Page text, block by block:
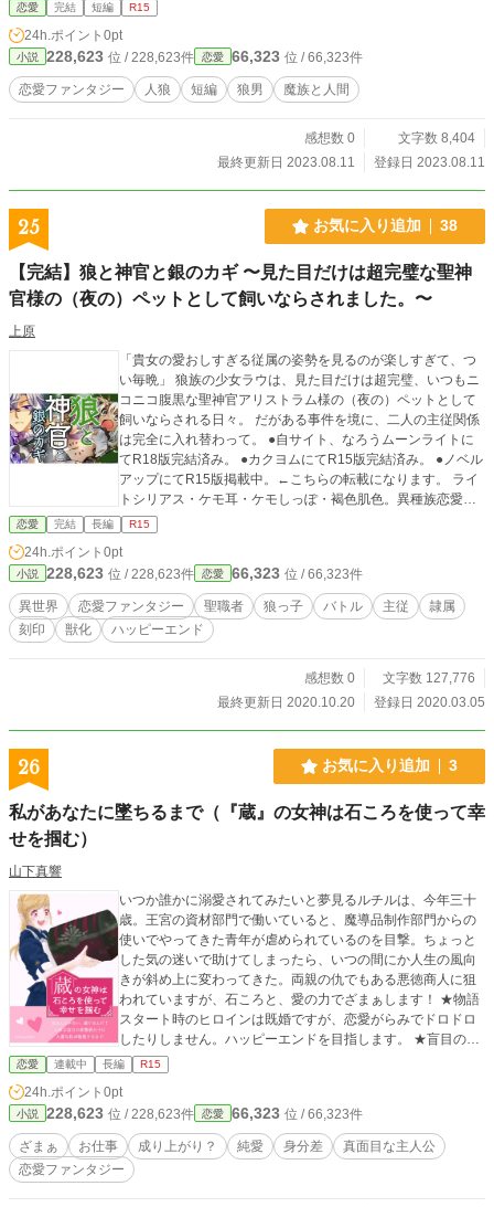
恋愛 完結 短編 R15
24h.ポイント 0pt
小説 228,623 位 / 228,623件 恋愛 66,323 位 / 66,323件
恋愛ファンタジー 人狼 短編 狼男 魔族と人間
感想数 0
文字数 8,404
最終更新日 2023.08.11
登録日 2023.08.11
25 お気に入り追加 38
【完結】狼と神官と銀のカギ 〜見た目だけは超完璧な聖神
官様の（夜の）ペットとして飼いならされました。〜
上原
「貴女の愛おしすぎる従属の姿勢を見るのが楽しすぎて、つ
い毎晩」 狼族の少女ラウは、見た目だけは超完璧、いつもニ
コニコ腹黒な聖神官アリストラム様の（夜の）ペットとして
飼いならされる日々。 だがある事件を境に、二人の主従関係
は完全に入れ替わって。 ●自サイト、なろうムーンライトに
てR18版完結済み。 ●カクヨムにてR15版完結済み。 ●ノベル
アップにてR15版掲載中。←こちらの転載になります。 ライ
トシリアス・ケモ耳・ケモしっぽ・褐色肌色。異種族恋愛ハ
ッピーエンド。キラキラなキラキラがキラキラと噴出するキ
ラキラシーンをキラッキラに書いたかなり女性向けなケモふ
も性癖。 表紙素材はジュエルセイバー様からお借りしまし
た！
恋愛 完結 長編 R15
24h.ポイント 0pt
小説 228,623 位 / 228,623件 恋愛 66,323 位 / 66,323件
異世界 恋愛ファンタジー 聖職者 狼っ子 バトル 主従
隷属
刻印
獣化 ハッピーエンド
感想数 0
文字数 127,776
最終更新日 2020.10.20
登録日 2020.03.05
26 お気に入り追加 3
私があなたに墜ちるまで（『蔵』の女神は石ころを使って幸
せを掴む）
山下真響
いつか誰かに溺愛されてみたいと夢見るルチルは、今年三十
歳。王宮の資材部門で働いていると、魔導品制作部門からの
使いでやってきた青年が虐められているのを目撃。ちょっと
した気の迷いで助けてしまったら、いつの間にか人生の風向
きが斜め上に変わってきた。両親の仇でもある悪徳商人に狙
われていますが、石ころと、愛の力でざまぁします！ ★物語
スタート時のヒロインは既婚ですが、恋愛がらみでドロドロ
したりしません。ハッピーエンドを目指します。 ★盲目の青
年が公爵家の長男だったなんて、知らなかった。 ★陰で『蔵
の女神』と呼ばれているのは、庶民の出自ながら専門知識が
豊富で、数々の王宮の使用人のピンチを救っているからなの
だが、本人は無意識である。
恋愛 連載中 長編 R15
24h.ポイント 0pt
小説 228,623 位 / 228,623件 恋愛 66,323 位 / 66,323件
ざまぁ お仕事 成り上がり？ 純愛 身分差
真面目な主人公
恋愛ファンタジー